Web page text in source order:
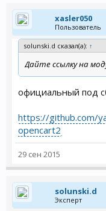
xasler050
Пользователь
solunski.d сказал(а): ↑
Дайте ссылку на
официальный под
https://github.com/
opencart2
29 сен 2015
solunski.d
Эксперт